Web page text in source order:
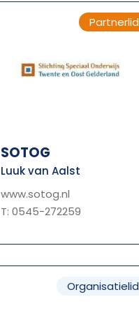
Partnerlid
SOTOG
Luuk van Aalst
www.sotog.nl
T: 0545-272259
Organisatielid